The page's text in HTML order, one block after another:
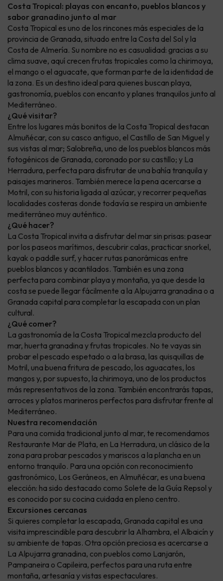
Costa Tropical: playas con encanto, pueblos blancos y
sabor granadino junto al mar
Costa Tropical es uno de los rincones más especiales de la
provincia de Granada, situado entre la Costa del Sol y la
Costa de Almería. Su nombre no es casualidad: gracias a su
clima suave, aquí crecen frutas tropicales como la chirimoya,
el mango o el aguacate, que forman parte de la identidad de
la zona. Es un destino ideal para quienes buscan playa,
gastronomía, pueblos con encanto y planes tranquilos junto al
Mediterráneo.
¿Qué visitar?
Entre los lugares más bonitos de la Costa Tropical destacan
Almuñécar, con su casco antiguo, el Castillo de San Miguel y
sus vistas al mar; Salobreña, uno de los pueblos blancos más
fotogénicos de Granada, coronado por su castillo; y La
Herradura, perfecta para disfrutar de una bahía tranquila y
paisajes marineros. También merece la pena acercarse a
Motril, con su historia ligada al azúcar, y recorrer pequeñas
localidades costeras donde todavía se respira un ambiente
mediterráneo muy auténtico.
¿Qué hacer?
La Costa Tropical invita a disfrutar del mar sin prisas: pasear
por los paseos marítimos, descubrir calas, practicar snorkel,
kayak o paddle surf, y hacer rutas panorámicas entre
pueblos blancos y acantilados. También es una zona
perfecta para combinar playa y montaña, ya que desde la
costa se puede llegar fácilmente a la Alpujarra granadina o a
Granada capital para completar la escapada con un plan
cultural.
¿Qué comer?
La gastronomía de la Costa Tropical mezcla producto del
mar, huerta granadina y frutas tropicales. No te vayas sin
probar el pescado espetado o a la brasa, las quisquillas de
Motril, una buena fritura de pescado, los aguacates, los
mangos y, por supuesto, la chirimoya, uno de los productos
más representativos de la zona. También encontrarás tapas,
arroces y platos marineros perfectos para disfrutar frente al
Mediterráneo.
Nuestra recomendación
Para una comida tradicional junto al mar, te recomendamos
Restaurante Mar de Plata, en La Herradura, un clásico de la
zona para probar pescados y mariscos a la plancha en un
entorno tranquilo. Para una opción con reconocimiento
gastronómico, Los Geráneos, en Almuñécar, es una buena
elección: ha sido destacado como Solete de la Guía Repsol y
es conocido por su cocina cuidada en pleno centro.
Excursiones cercanas
Si quieres completar la escapada, Granada capital es una
visita imprescindible para descubrir la Alhambra, el Albaicín y
su ambiente de tapas. Otra opción preciosa es acercarse a
La Alpujarra granadina, con pueblos como Lanjarón,
Pampaneira o Capileira, perfectos para una ruta entre
montaña, artesanía y vistas espectaculares.